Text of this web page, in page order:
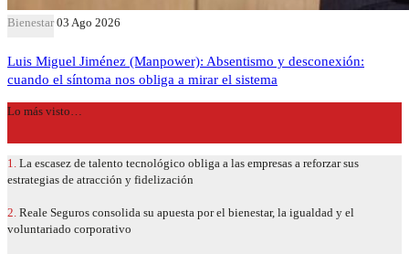
Bienestar 03 Ago 2026
Luis Miguel Jiménez (Manpower): Absentismo y desconexión:
cuando el síntoma nos obliga a mirar el sistema
Lo más visto…
1. La escasez de talento tecnológico obliga a las empresas a reforzar sus
estrategias de atracción y fidelización
2. Reale Seguros consolida su apuesta por el bienestar, la igualdad y el
voluntariado corporativo